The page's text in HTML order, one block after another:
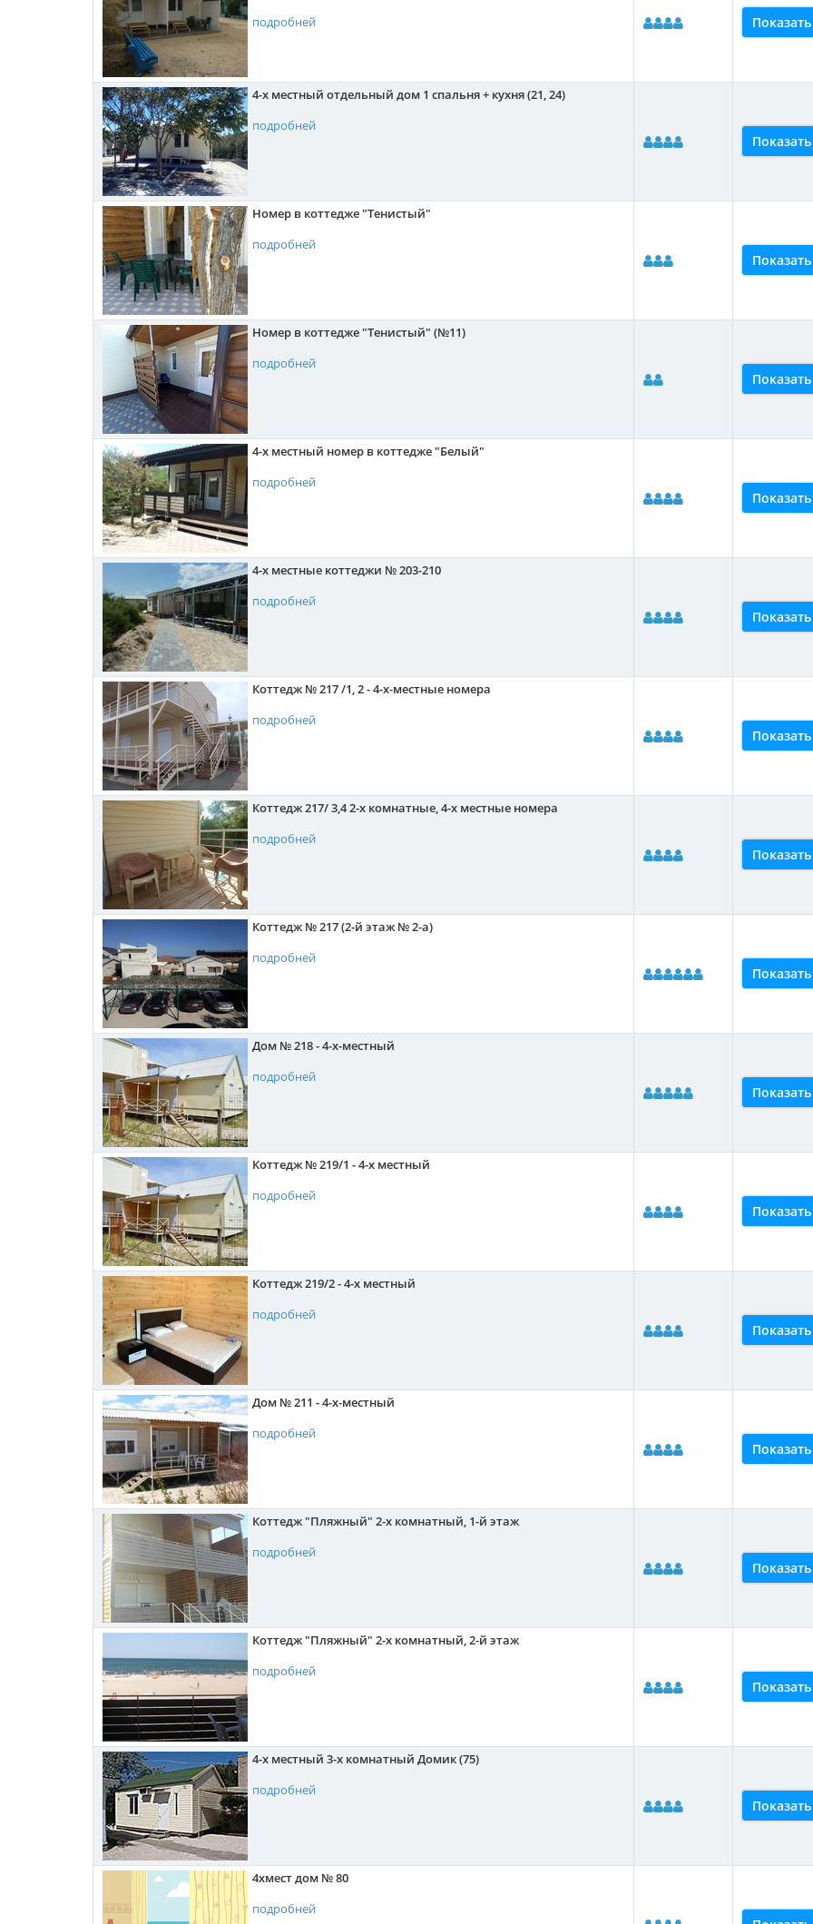
подробней
4-х местный отдельный дом 1 спальня + кухня (21, 24)
подробней
Номер в коттедже "Тенистый"
подробней
Номер в коттедже "Тенистый" (№11)
подробней
4-х местный номер в коттедже "Белый"
подробней
4-х местные коттеджи № 203-210
подробней
Коттедж № 217 /1, 2 - 4-х-местные номера
подробней
Коттедж 217/ 3,4 2-х комнатные, 4-х местные номера
подробней
Коттедж № 217 (2-й этаж № 2-а)
подробней
Дом № 218 - 4-х-местный
подробней
Коттедж № 219/1 - 4-х местный
подробней
Коттедж 219/2 - 4-х местный
подробней
Дом № 211 - 4-х-местный
подробней
Коттедж "Пляжный" 2-х комнатный, 1-й этаж
подробней
Коттедж "Пляжный" 2-х комнатный, 2-й этаж
подробней
4-х местный 3-х комнатный Домик (75)
подробней
4хмест дом № 80
подробней